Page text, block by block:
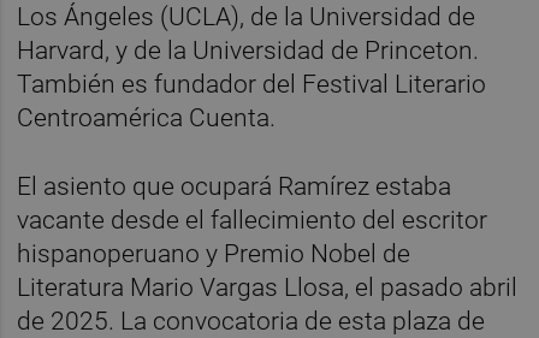
Los Ángeles (UCLA), de la Universidad de
Harvard, y de la Universidad de Princeton.
También es fundador del Festival Literario
Centroamérica Cuenta.
El asiento que ocupará Ramírez estaba
vacante desde el fallecimiento del escritor
hispanoperuano y Premio Nobel de
Literatura Mario Vargas Llosa, el pasado abril
de 2025. La convocatoria de esta plaza de